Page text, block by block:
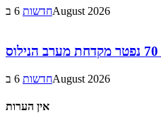
חדשות6 בAugust 2026
חדשות6 בAugust 2026
אין הערות